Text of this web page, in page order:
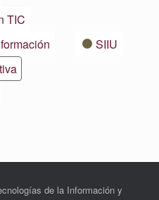
TIC
SIIU
de la Información y